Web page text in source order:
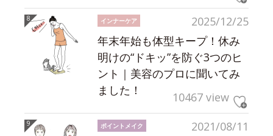
2025/12/25
インナーケア
年末年始も体型キープ！休み
明けの“ドキッ”を防ぐ3つのヒ
ント｜美容のプロに聞いてみ
ました！
10467 view
2021/08/11
ポイントメイク